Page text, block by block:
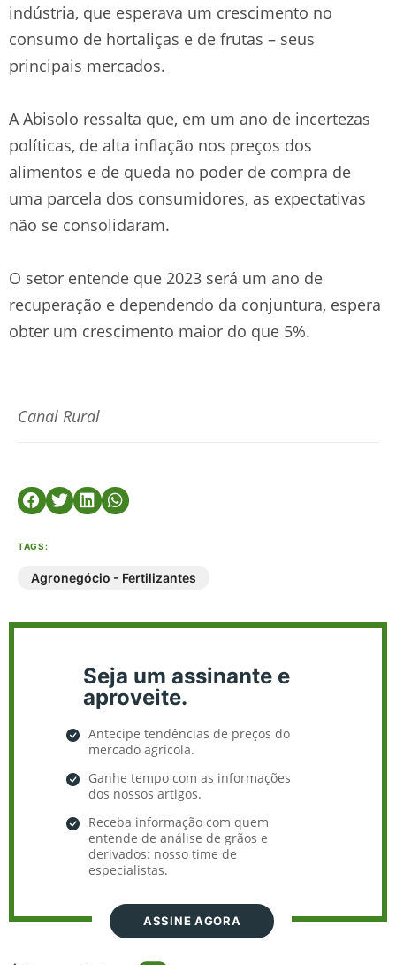
indústria, que esperava um crescimento no
consumo de hortaliças e de frutas – seus
principais mercados.
A Abisolo ressalta que, em um ano de incertezas
políticas, de alta inflação nos preços dos
alimentos e de queda no poder de compra de
uma parcela dos consumidores, as expectativas
não se consolidaram.
O setor entende que 2023 será um ano de
recuperação e dependendo da conjuntura, espera
obter um crescimento maior do que 5%.
Canal Rural
TAGS:
Agronegócio - Fertilizantes
Seja um assinante e
aproveite.
Antecipe tendências de preços do
mercado agrícola.
Ganhe tempo com as informações
dos nossos artigos.
Receba informação com quem
entende de análise de grãos e
derivados: nosso time de
especialistas.
ASSINE AGORA